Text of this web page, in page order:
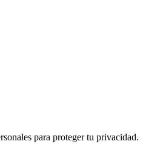
para proteger tu privacidad.